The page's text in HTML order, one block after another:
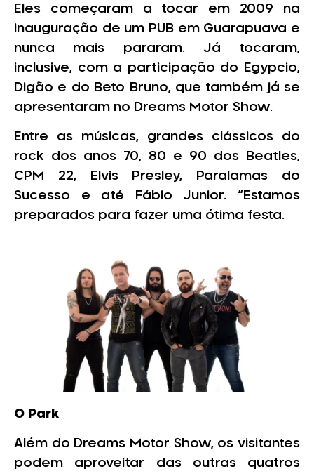
Eles começaram a tocar em 2009 na
inauguração de um PUB em Guarapuava e
nunca mais pararam. Já tocaram,
inclusive, com a participação do Egypcio,
Digão e do Beto Bruno, que também já se
apresentaram no Dreams Motor Show.
Entre as músicas, grandes clássicos do
rock dos anos 70, 80 e 90 dos Beatles,
CPM 22, Elvis Presley, Paralamas do
Sucesso e até Fábio Junior. “Estamos
preparados para fazer uma ótima festa.
O Park
Além do Dreams Motor Show, os visitantes
podem aproveitar das outras quatros